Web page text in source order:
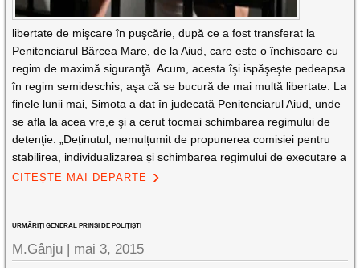
libertate de mişcare în puşcărie, după ce a fost transferat la
Penitenciarul Bârcea Mare, de la Aiud, care este o închisoare cu
regim de maximă siguranţă. Acum, acesta îşi ispăşeşte pedeapsa
în regim semideschis, aşa că se bucură de mai multă libertate. La
finele lunii mai, Simota a dat în judecată Penitenciarul Aiud, unde
se afla la acea vre,e şi a cerut tocmai schimbarea regimului de
detenţie. „Deținutul, nemulțumit de propunerea comisiei pentru
stabilirea, individualizarea și schimbarea regimului de executare a
CITEȘTE MAI DEPARTE
URMĂRIŢI GENERAL PRINŞI DE POLIŢIŞTI
M.Gânju | mai 3, 2015